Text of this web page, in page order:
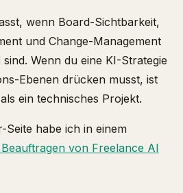
wenn Board-Sichtbarkeit,
und Change-Management
Wenn du eine KI-Strategie
Ebenen drücken musst, ist
ein technisches Projekt.
Seite habe ich in einem
von Freelance AI